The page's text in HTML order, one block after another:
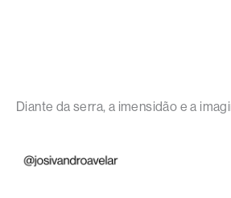
Diante da serra, a imensidão e a